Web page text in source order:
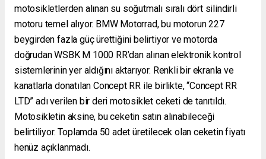
motosikletlerden alınan su soğutmalı sıralı dört silindirli
motoru temel alıyor. BMW Motorrad, bu motorun 227
beygirden fazla güç ürettiğini belirtiyor ve motorda
doğrudan WSBK M 1000 RR’dan alınan elektronik kontrol
sistemlerinin yer aldığını aktarıyor. Renkli bir ekranla ve
kanatlarla donatılan Concept RR ile birlikte, “Concept RR
LTD” adı verilen bir deri motosiklet ceketi de tanıtıldı.
Motosikletin aksine, bu ceketin satın alınabileceği
belirtiliyor. Toplamda 50 adet üretilecek olan ceketin fiyatı
henüz açıklanmadı.